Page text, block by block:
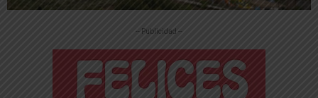
-- Publicidad --